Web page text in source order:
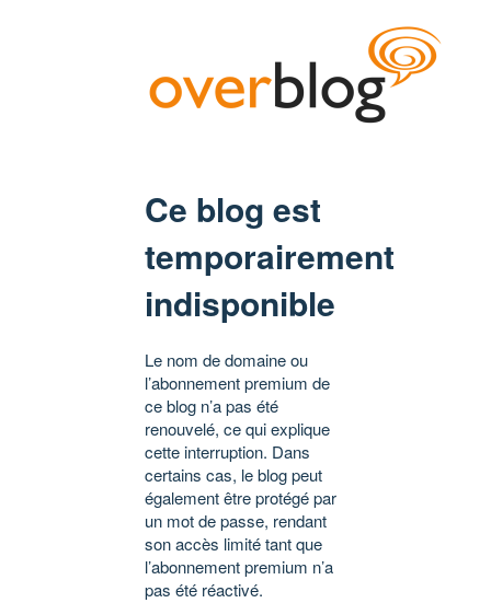
Ce blog est
temporairement
indisponible
Le nom de domaine ou
l’abonnement premium de
ce blog n’a pas été
renouvelé, ce qui explique
cette interruption. Dans
certains cas, le blog peut
également être protégé par
un mot de passe, rendant
son accès limité tant que
l’abonnement premium n’a
pas été réactivé.